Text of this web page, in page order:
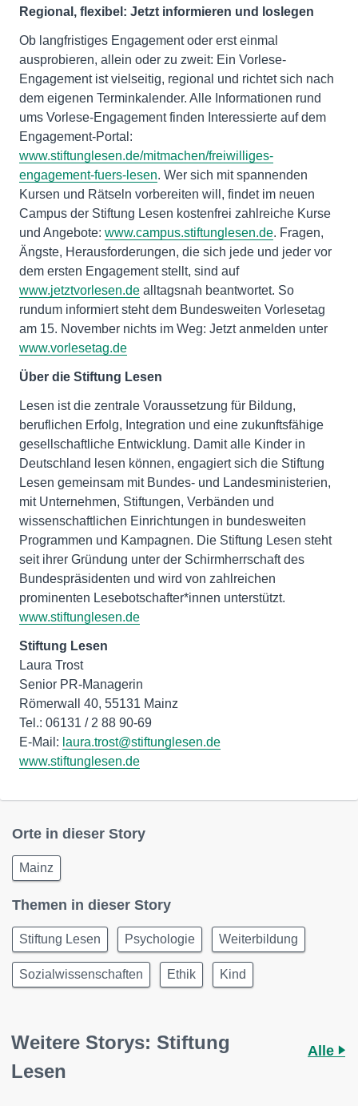
Regional, flexibel: Jetzt informieren und loslegen
Ob langfristiges Engagement oder erst einmal
ausprobieren, allein oder zu zweit: Ein Vorlese-
Engagement ist vielseitig, regional und richtet sich nach
dem eigenen Terminkalender. Alle Informationen rund
ums Vorlese-Engagement finden Interessierte auf dem
Engagement-Portal:
www.stiftunglesen.de/mitmachen/freiwilliges-
engagement-fuers-lesen. Wer sich mit spannenden
Kursen und Rätseln vorbereiten will, findet im neuen
Campus der Stiftung Lesen kostenfrei zahlreiche Kurse
und Angebote: www.campus.stiftunglesen.de. Fragen,
Ängste, Herausforderungen, die sich jede und jeder vor
dem ersten Engagement stellt, sind auf
www.jetztvorlesen.de alltagsnah beantwortet. So
rundum informiert steht dem Bundesweiten Vorlesetag
am 15. November nichts im Weg: Jetzt anmelden unter
www.vorlesetag.de
Über die Stiftung Lesen
Lesen ist die zentrale Voraussetzung für Bildung,
beruflichen Erfolg, Integration und eine zukunftsfähige
gesellschaftliche Entwicklung. Damit alle Kinder in
Deutschland lesen können, engagiert sich die Stiftung
Lesen gemeinsam mit Bundes- und Landesministerien,
mit Unternehmen, Stiftungen, Verbänden und
wissenschaftlichen Einrichtungen in bundesweiten
Programmen und Kampagnen. Die Stiftung Lesen steht
seit ihrer Gründung unter der Schirmherrschaft des
Bundespräsidenten und wird von zahlreichen
prominenten Lesebotschafter*innen unterstützt.
www.stiftunglesen.de
Stiftung Lesen
Laura Trost
Senior PR-Managerin
Römerwall 40, 55131 Mainz
Tel.: 06131 / 2 88 90-69
E-Mail: laura.trost@stiftunglesen.de
www.stiftunglesen.de
Orte in dieser Story
Mainz
Themen in dieser Story
Stiftung Lesen Psychologie Weiterbildung
Sozialwissenschaften Ethik Kind
Weitere Storys: Stiftung
Lesen
Alle